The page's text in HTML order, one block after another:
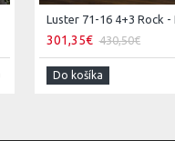
301,35€ 430,50€
Do košíka